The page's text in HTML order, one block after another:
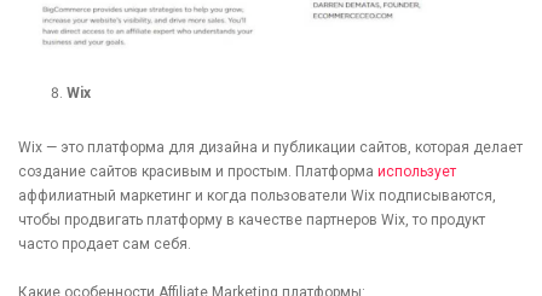
Wix
Wix — это платформа для дизайна и публикации сайтов, которая делает
создание сайтов красивым и простым. Платформа использует
аффилиатный маркетинг и когда пользователи Wix подписываются,
чтобы продвигать платформу в качестве партнеров Wix, то продукт
часто продает сам себя.
Какие особенности Affiliate Marketing платформы: